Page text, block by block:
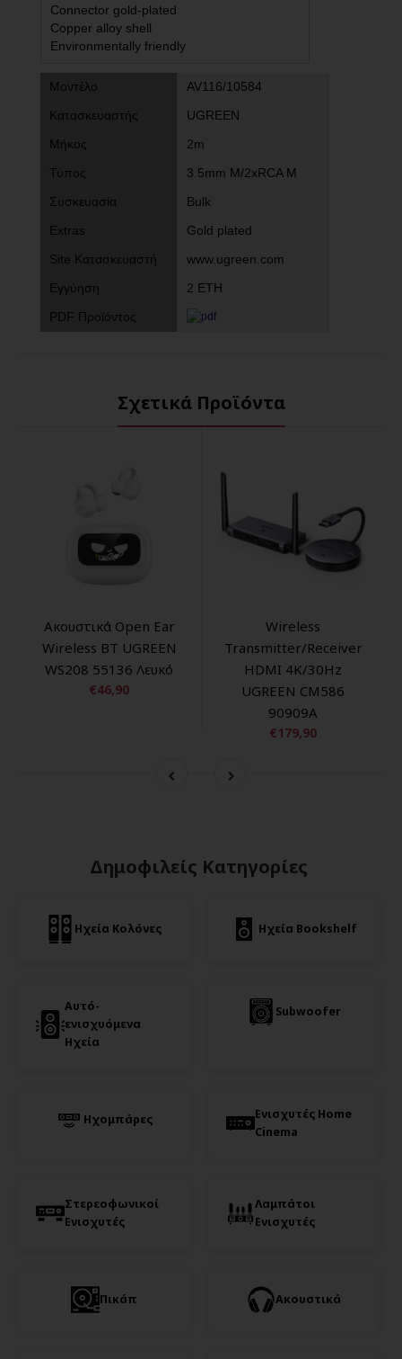
Connector gold-plated
Copper alloy shell
Environmentally friendly
Μοντέλο
AV116/10584
Κατασκευαστής
UGREEN
Μήκος
2m
Τύπος
3.5mm M/2xRCA M
Συσκευασία
Bulk
Extras
Gold plated
Site Κατασκευαστή
www.ugreen.com
Εγγύηση
2 ΕΤΗ
PDF Προϊόντος
Σχετικά Προϊόντα
Ακουστικά Open Ear
Wireless BT UGREEN
WS208 55136 Λευκό
€46,90
Wireless
Transmitter/Receiver
HDMI 4K/30Hz
UGREEN CM586
90909A
€179,90
Δημοφιλείς Κατηγορίες
Ηχεία Κολόνες Ηχεία Bookshelf
Αυτό-
ενισχυόμενα
Ηχεία
Subwoofer
Ηχομπάρες
Ενισχυτές Home
Cinema
Στερεοφωνικοί
Ενισχυτές
Λαμπάτοι
Ενισχυτές
Πικάπ Ακουστικά